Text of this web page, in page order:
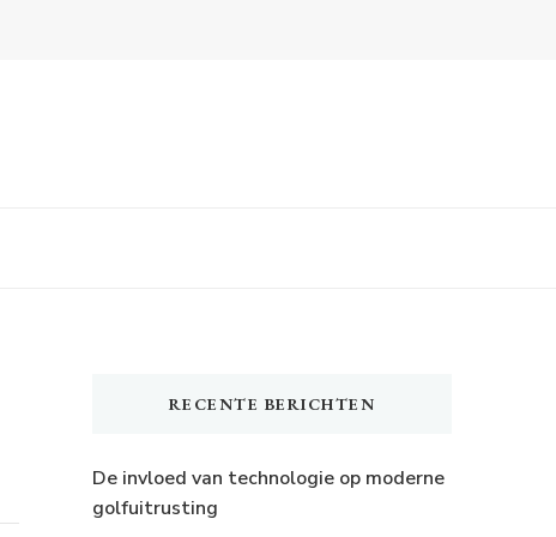
RECENTE BERICHTEN
De invloed van technologie op moderne
golfuitrusting